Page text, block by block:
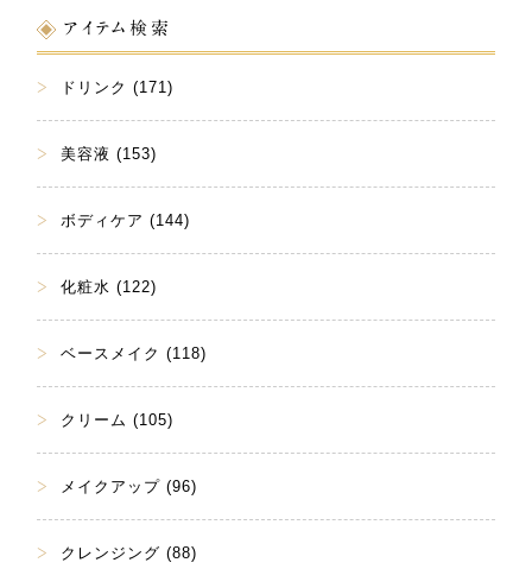
アイテム検索
ドリンク (171)
美容液 (153)
ボディケア (144)
化粧水 (122)
ベースメイク (118)
クリーム (105)
メイクアップ (96)
クレンジング (88)